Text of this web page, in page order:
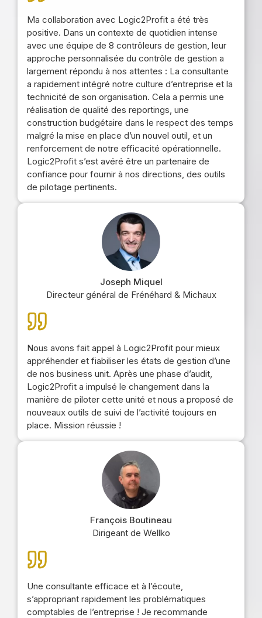
Ma collaboration avec Logic2Profit a été très
positive. Dans un contexte de quotidien intense
avec une équipe de 8 contrôleurs de gestion, leur
approche personnalisée du contrôle de gestion a
largement répondu à nos attentes : La consultante
a rapidement intégré notre culture d’entreprise et la
technicité de son organisation. Cela a permis une
réalisation de qualité des reportings, une
construction budgétaire dans le respect des temps
malgré la mise en place d’un nouvel outil, et un
renforcement de notre efficacité opérationnelle.
Logic2Profit s’est avéré être un partenaire de
confiance pour fournir à nos directions, des outils
de pilotage pertinents.
Joseph Miquel
Directeur général de Frénéhard & Michaux
Nous avons fait appel à Logic2Profit pour mieux
appréhender et fiabiliser les états de gestion d’une
de nos business unit. Après une phase d’audit,
Logic2Profit a impulsé le changement dans la
manière de piloter cette unité et nous a proposé de
nouveaux outils de suivi de l’activité toujours en
place. Mission réussie !
François Boutineau
Dirigeant de Wellko
Une consultante efficace et à l’écoute,
s’appropriant rapidement les problématiques
comptables de l’entreprise ! Je recommande